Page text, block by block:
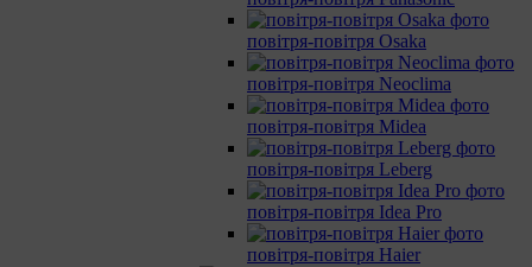
повітря-повітря Osaka
повітря-повітря Neoclima
повітря-повітря Midea
повітря-повітря Leberg
повітря-повітря Idea Pro
повітря-повітря Haier